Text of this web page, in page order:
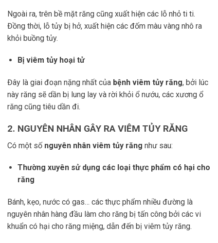
Ngoài ra, trên bề mặt răng cũng xuất hiện các lỗ nhỏ ti ti.
Đồng thời, lỗ tủy bị hở, xuất hiện các đốm màu vàng nhô ra
khỏi buồng tủy.
Bị viêm tủy hoại tử
Đây là giai đoạn nặng nhất của bệnh viêm tủy răng, bởi lúc
này răng sẽ dần bị lung lay và rời khỏi ổ nướu, các xương ổ
răng cũng tiêu dần đi.
2. NGUYÊN NHÂN GÂY RA VIÊM TỦY RĂNG
Có một số nguyên nhân viêm tủy răng như sau:
Thường xuyên sử dụng các loại thực phẩm có hại cho
răng
Bánh, kẹo, nước có gas… các thực phẩm nhiều đường là
nguyên nhân hàng đầu làm cho răng bị tấn công bởi các vi
khuẩn có hại cho răng miệng, dẫn đến bị viêm tủy răng.